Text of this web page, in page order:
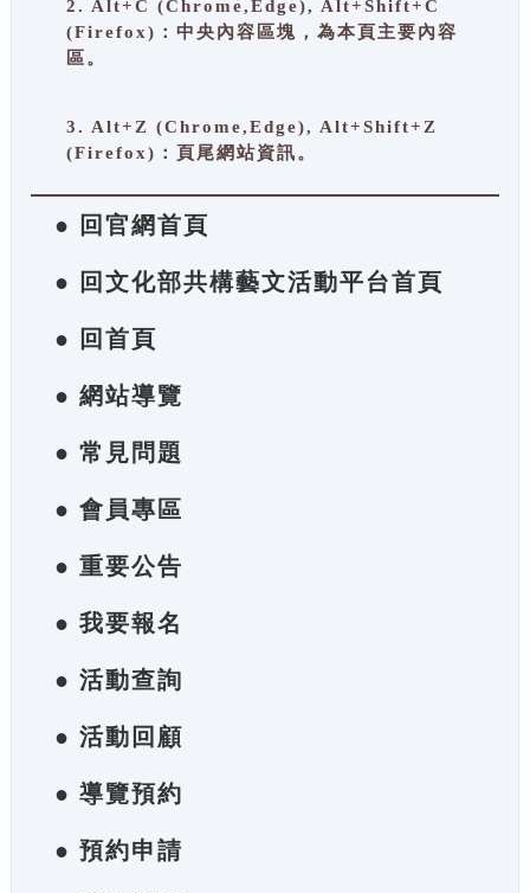
2. Alt+C (Chrome,Edge), Alt+Shift+C
(Firefox)：中央內容區塊，為本頁主要內容
區。
3. Alt+Z (Chrome,Edge), Alt+Shift+Z
(Firefox)：頁尾網站資訊。
● 回官網首頁
● 回文化部共構藝文活動平台首頁
● 回首頁
● 網站導覽
● 常見問題
● 會員專區
● 重要公告
● 我要報名
● 活動查詢
● 活動回顧
● 導覽預約
● 預約申請